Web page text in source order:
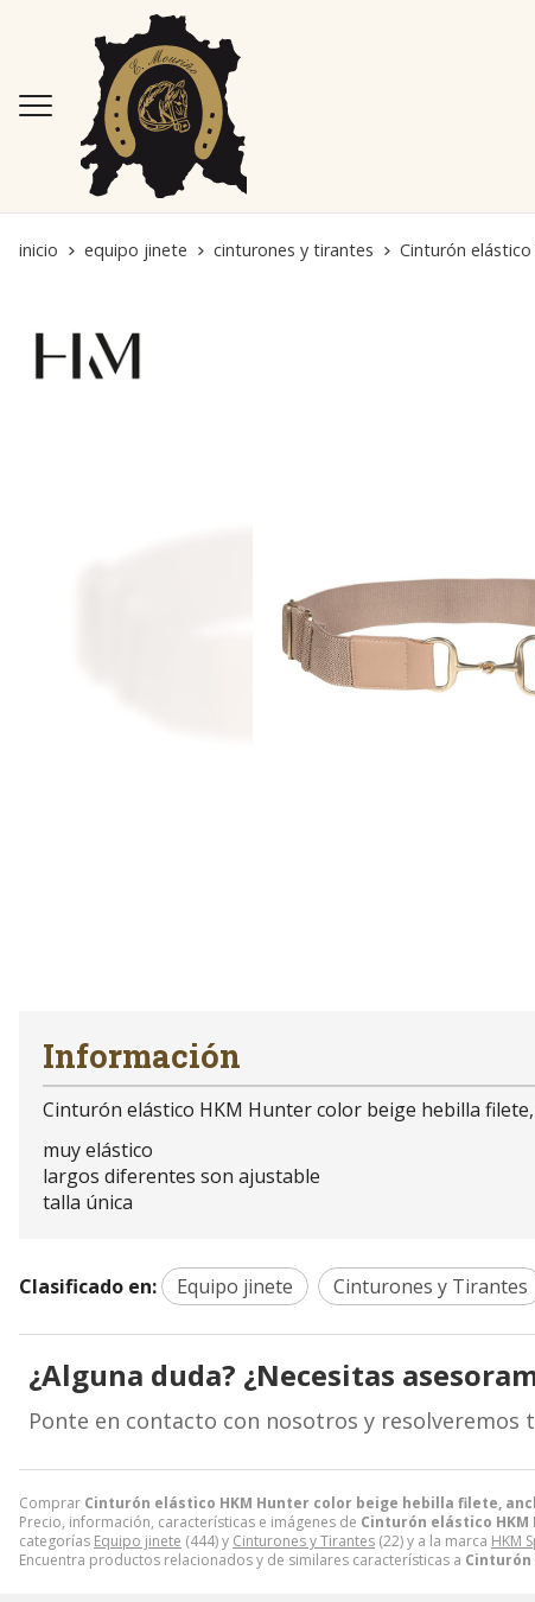
inicio equipo jinete cinturones y tirantes Cinturón
Comprar Cinturón elástico HKM Hunter color beige hebilla filete,
Precio, información, características e imágenes de Cinturón elástico
categorías Equipo jinete (444) y Cinturones y Tirantes (22) y a la marca HKM
Encuentra productos relacionados y de similares características a
Información
Cinturón elástico HKM Hunter color beige hebilla
muy elástico
largos diferentes son ajustable
talla única
Clasificado en: Equipo jinete Cinturones y Tirantes
¿Alguna duda? ¿Necesitas
Ponte en contacto con nosotros y resolveremos